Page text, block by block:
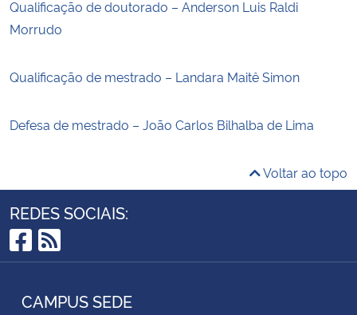
Qualificação de doutorado – Anderson Luis Raldi
Morrudo
Qualificação de mestrado – Landara Maitê Simon
Defesa de mestrado – João Carlos Bilhalba de Lima
Voltar ao topo
REDES SOCIAIS:
Facebook
RSS
CAMPUS SEDE